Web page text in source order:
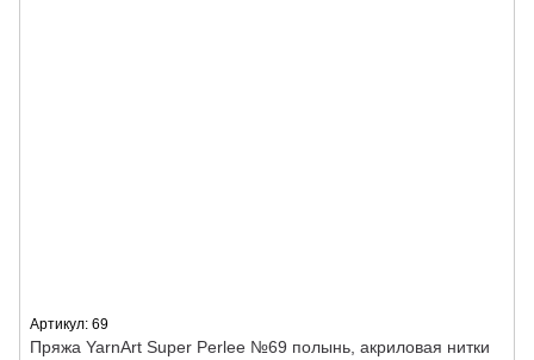
Артикул: 69
Пряжа YarnArt Super Perlee №69 полынь, акриловая нитки